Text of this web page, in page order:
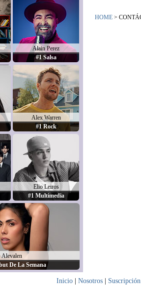
Alain Perez
#1 Salsa
Alex Warren
#1 Rock
Elio Leiros
#1 Multimedia
Alevalen
De La Semana
HOME >
Inicio Nosotros Suscripción